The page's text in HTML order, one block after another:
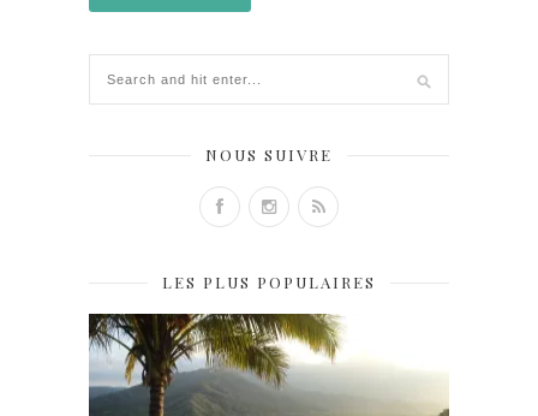
NOUS SUIVRE
LES PLUS POPULAIRES